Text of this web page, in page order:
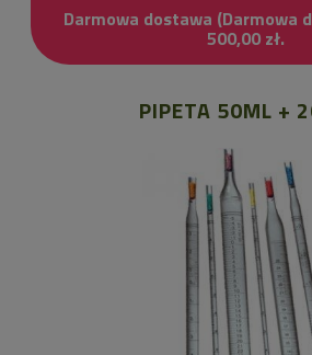
Darmowa dostawa (Darmowa
500,00 zł.
PIPETA 50ML +